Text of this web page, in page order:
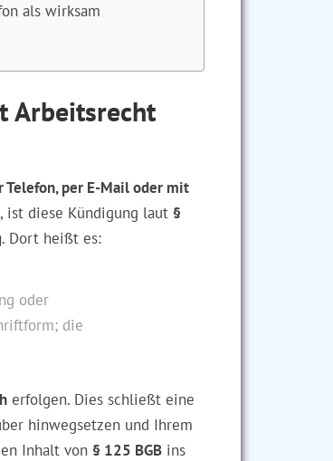
als wirksam
Arbeitsrecht
Telefon, per E-Mail oder mit
ist diese Kündigung laut §
. Dort heißt es:
oder
die
erfolgen. Dies schließt eine
hinwegsetzen und Ihrem
Inhalt von § 125 BGB ins